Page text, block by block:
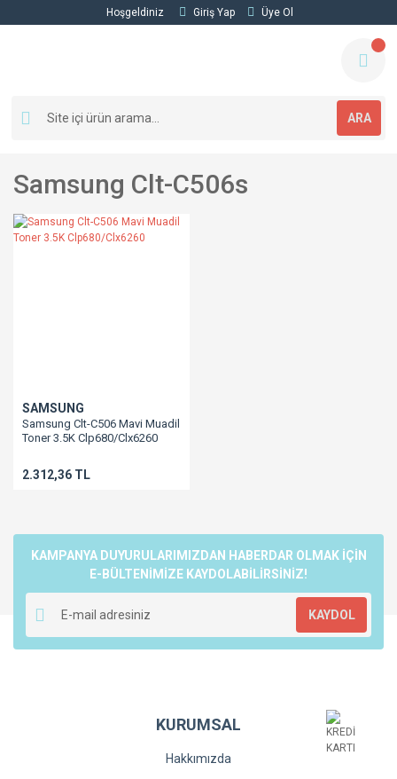
Hoşgeldiniz Giriş Yap Üye Ol
ARA
Samsung Clt-C506s
SAMSUNG
Samsung Clt-C506 Mavi Muadil
Toner 3.5K Clp680/Clx6260
2.312,36 TL
KAMPANYA DUYURULARIMIZDAN HABERDAR OLMAK İÇİN
E-BÜLTENİMİZE KAYDOLABİLİRSİNİZ!
KAYDOL
KURUMSAL
Hakkımızda